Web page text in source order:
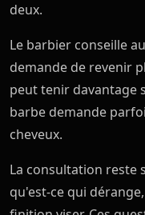
deux.
Le barbier conseille
demande de revenir
peut tenir davantage
barbe demande
cheveux.
La consultation reste
qu'est-ce qui